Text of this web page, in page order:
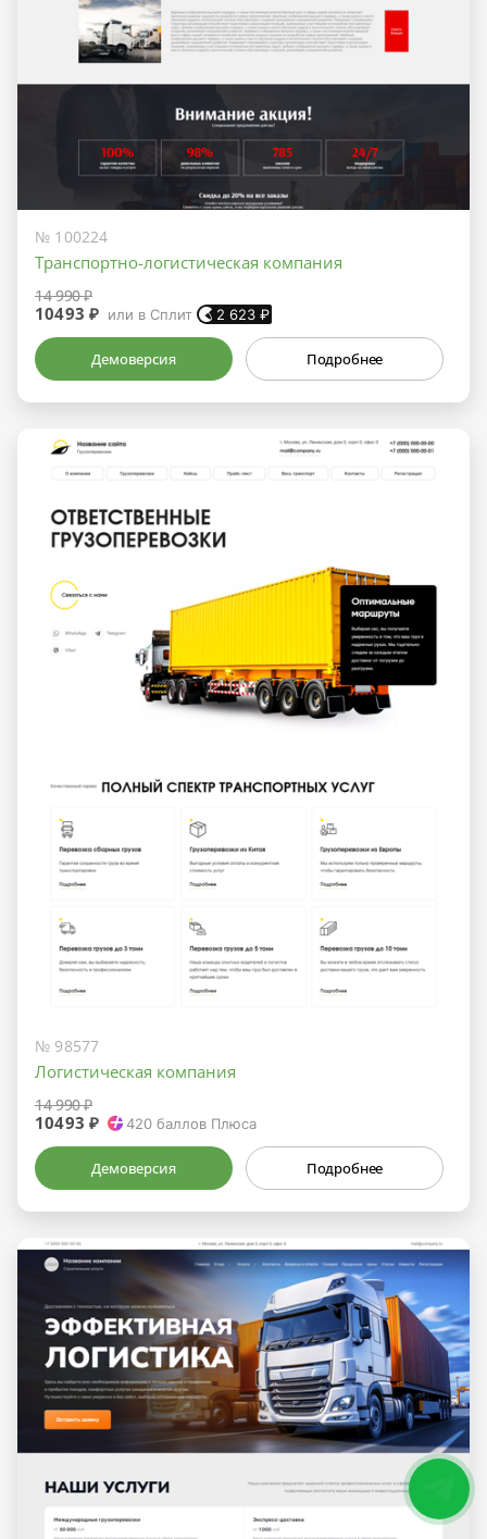
№ 100224
Транспортно-логистическая компания
14 990 ₽
10493 ₽ или в Сплит 2 623 ₽
Демоверсия Подробнее
№ 98577
Логистическая компания
14 990 ₽
10493 ₽ 420 баллов Плюса
Демоверсия Подробнее